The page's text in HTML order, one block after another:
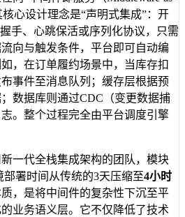
核心设计理念是“声明式集成”：开
手、心跳保活或序列化协议，只需
向与触发条件，平台即可自动编
，在订单履约场景中，当库存扣
事件至消息队列；缓存层根据预
数据库则通过CDC（变更数据捕
。整个过程完全由平台调度引擎
一代全栈集成架构的团队，模块
部署时间从传统的3天压缩至4小时
，是将中间件的复杂性下沉至平
业务语义层。它不仅降低了技术